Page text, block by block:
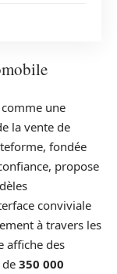
comme une
la vente de
fondée
propose
conviviale
à travers les
affiche des
350 000